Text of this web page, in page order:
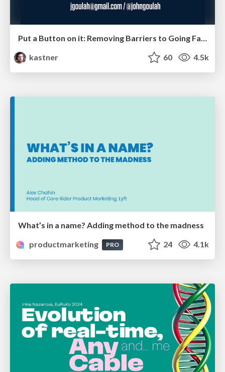
Put a Button on it: Removing Barriers to Going Fast.
kastner
60 4.5k
What’s in a name? Adding method to the madness
productmarketing
PRO 24 4.1k